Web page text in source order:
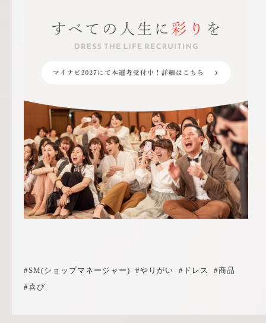
#SM(ショップマネージャー) #やりがい #ドレス
#商品
#喜び